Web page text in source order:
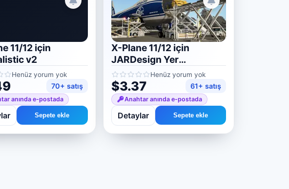
11/12 için
v2
Henüz yorum yok
70+ satış
anında e-postada
Sepete ekle
X-Plane 11/12 için
JARDesign Yer
Hizmetleri Deluxe
Henüz yorum yok
$3.37 61+ satış
Anahtar anında e-postada
Detaylar Sepete ekle